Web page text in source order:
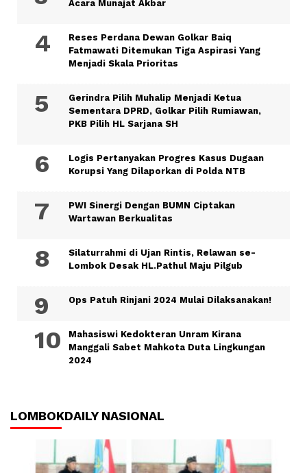
Acara Munajat Akbar
Reses Perdana Dewan Golkar Baiq
Fatmawati Ditemukan Tiga Aspirasi Yang
Menjadi Skala Prioritas
Gerindra Pilih Muhalip Menjadi Ketua
Sementara DPRD, Golkar Pilih Rumiawan,
PKB Pilih HL Sarjana SH
Logis Pertanyakan Progres Kasus Dugaan
Korupsi Yang Dilaporkan di Polda NTB
PWI Sinergi Dengan BUMN Ciptakan
Wartawan Berkualitas
Silaturrahmi di Ujan Rintis, Relawan se-
Lombok Desak HL.Pathul Maju Pilgub
Ops Patuh Rinjani 2024 Mulai Dilaksanakan!
Mahasiswi Kedokteran Unram Kirana
Manggali Sabet Mahkota Duta Lingkungan
2024
LOMBOKDAILY NASIONAL